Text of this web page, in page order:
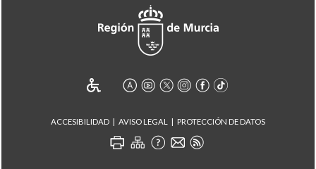
ACCESIBILIDAD AVISO LEGAL PROTECCIÓN DE DATOS